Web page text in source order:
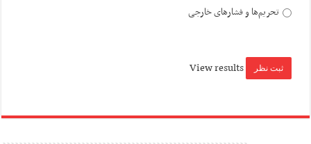
تحریم‌ها و فشارهای خارجی
View results